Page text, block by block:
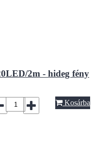
2m - hideg fény
Kosárba